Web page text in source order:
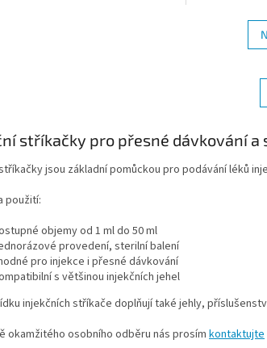
stříkačky pro přesné dávkování
jsou základní pomůckou pro podávání léků
použití:
objemy od 1 ml do 50 ml
provedení, sterilní balení
pro injekce i přesné dávkování
s většinou injekčních jehel
injekčních stříkače doplňují také jehly,
okamžitého osobního odběru nás prosím kontaktujte